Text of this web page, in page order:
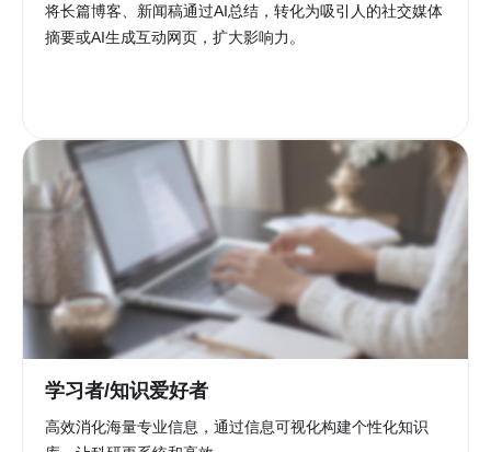
将长篇博客、新闻稿通过AI总结，转化为吸引人的社交媒体
摘要或AI生成互动网页，扩大影响力。
学习者/知识爱好者
高效消化海量专业信息，通过信息可视化构建个性化知识